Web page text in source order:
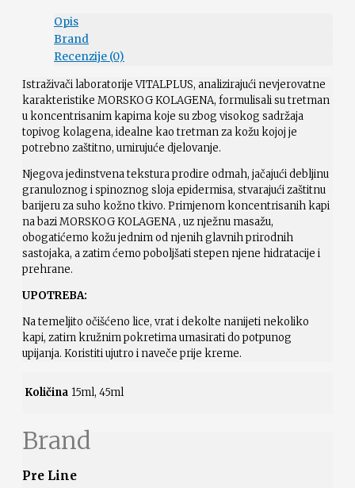
Opis
Brand
Recenzije (0)
Istraživači laboratorije VITALPLUS, analizirajući nevjerovatne
karakteristike MORSKOG KOLAGENA, formulisali su tretman
u koncentrisanim kapima koje su zbog visokog sadržaja
topivog kolagena, idealne kao tretman za kožu kojoj je
potrebno zaštitno, umirujuće djelovanje.
Njegova jedinstvena tekstura prodire odmah, jačajući debljinu
granuloznog i spinoznog sloja epidermisa, stvarajući zaštitnu
barijeru za suho kožno tkivo. Primjenom koncentrisanih kapi
na bazi MORSKOG KOLAGENA , uz nježnu masažu,
obogatićemo kožu jednim od njenih glavnih prirodnih
sastojaka, a zatim ćemo poboljšati stepen njene hidratacije i
prehrane.
UPOTREBA:
Na temeljito očišćeno lice, vrat i dekolte nanijeti nekoliko
kapi, zatim kružnim pokretima umasirati do potpunog
upijanja. Koristiti ujutro i naveče prije kreme.
Količina 15ml, 45ml
Brand
Pre Line